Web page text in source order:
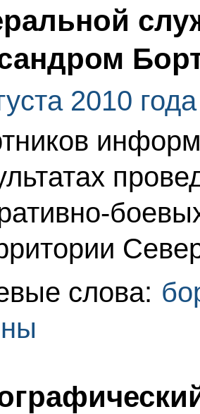
2010 года
слова: